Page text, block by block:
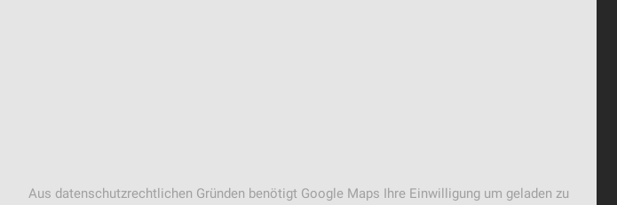
Aus datenschutzrechtlichen Gründen benötigt Google Maps Ihre Einwilligung um geladen zu